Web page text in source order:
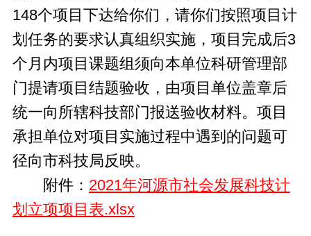
148个项目下达给你们，请你们按照项目计
划任务的要求认真组织实施，项目完成后3
个月内项目课题组须向本单位科研管理部
门提请项目结题验收，由项目单位盖章后
统一向所辖科技部门报送验收材料。项目
承担单位对项目实施过程中遇到的问题可
径向市科技局反映。
附件： 2021年河源市社会发展科技计
划立项项目表.xlsx